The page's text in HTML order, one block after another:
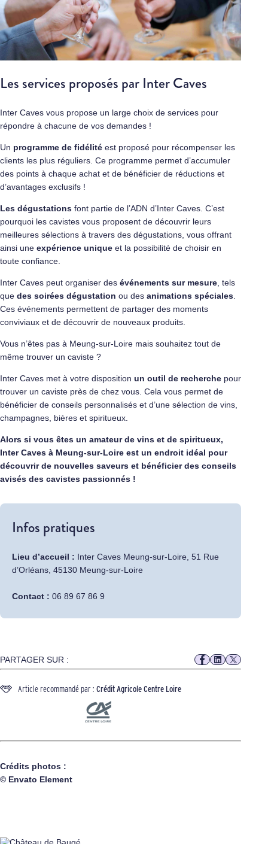
Les services proposés par Inter Caves
Inter Caves vous propose un large choix de services pour
répondre à chacune de vos demandes !
Un programme de fidélité est proposé pour récompenser les
clients les plus réguliers. Ce programme permet d’accumuler
des points à chaque achat et de bénéficier de réductions et
d’avantages exclusifs !
Les dégustations font partie de l’ADN d’Inter Caves. C’est
pourquoi les cavistes vous proposent de découvrir leurs
meilleures sélections à travers des dégustations, vous offrant
ainsi une expérience unique et la possibilité de choisir en
toute confiance.
Inter Caves peut organiser des événements sur mesure , tels
que des soirées dégustation ou des animations spéciales
Ces événements permettent de partager des moments
conviviaux et de découvrir de nouveaux produits.
Vous n’êtes pas à Meung-sur-Loire mais souhaitez tout de
même trouver un caviste ?
Inter Caves met à votre disposition un outil de recherche pour
trouver un caviste près de chez vous. Cela vous permet de
bénéficier de conseils personnalisés et d’une sélection de vins,
champagnes, bières et spiritueux.
Alors si vous êtes un amateur de vins et de spiritueux,
Inter Caves à Meung-sur-Loire est un endroit idéal pour
découvrir de nouvelles saveurs et bénéficier des conseils
avisés des cavistes passionnés !
Infos pratiques
Lieu d’accueil : Inter Caves Meung-sur-Loire, 51 Rue
d’Orléans, 45130 Meung-sur-Loire
Contact : 06 89 67 86 9
PARTAGER SUR :
Article recommandé par : Crédit Agricole Centre Loire
Crédits photos :
© Envato Element